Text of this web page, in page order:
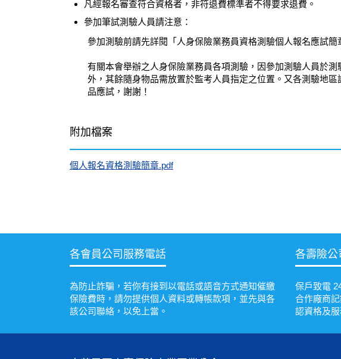
凡經報名審查符合資格者，非符退費標準者不得要求退費。
參加筆試測驗人員請注意：
參加測驗前請先詳閱「人身保險業務員資格測驗個人報名應試
有關本會舉辦之人身保險業務員各項測驗，因參加測驗人員於
外，其餘隨身物品需放置於監考人員指定之位置。又各測驗地
品應試，謝謝！
附加檔案
個人報名資格測驗簡章.pdf
各會員公司服務電話
為防止詐騙，若你有接到以電話或語音方式通知催繳
保險費時，請勿提供個人資料或轉帳款項，並先與各
該公司聯絡，以免上當。
各壽險公
保戶致電
合作廠商
認資格及服